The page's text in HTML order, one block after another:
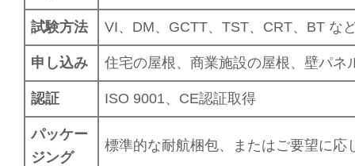
試験方法 VI、DM、GCTT、TST、CRT、BT な
申し込み 住宅の屋根、商業施設の屋根、壁パ
認証 ISO 9001、CE認証取得
パッケー
ジング
標準的な耐航梱包、またはご要望に応